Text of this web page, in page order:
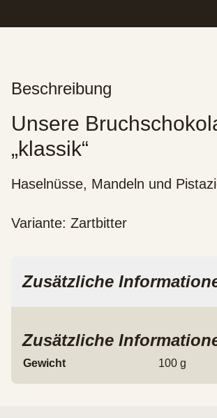
Beschreibung
Unsere
„klassik“
Haselnüsse, Mandeln und
Variante: Zartbitter
Zusätzliche
Zusätzliche
Gewicht 100 g